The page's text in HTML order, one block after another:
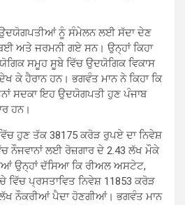
ਉਦਯੋਗਪਤੀਆਂ ਨੂੰ ਸੰਮੇਲਨ ਲਈ ਸੱਦਾ ਦੇਣ
ਅਤੇ ਜਰਮਨੀ ਗਏ ਸਨ। ਉਨ੍ਹਾਂ ਕਿਹਾ
ਸਮੂਹ ਸੂਬੇ ਵਿੱਚ ਉਦਯੋਗਿਕ ਵਿਕਾਸ
ਕੇ ਹੈਰਾਨ ਹਨ। ਭਗਵੰਤ ਮਾਨ ਨੇ ਕਿਹਾ ਕਿ
ਸਦਕਾ ਇਹ ਉਦਯੋਗਪਤੀ ਹੁਣ ਪੰਜਾਬ
ਹਨ।
ਹੁਣ ਤੱਕ 38175 ਕਰੋੜ ਰੁਪਏ ਦਾ ਨਿਵੇਸ਼
ਨੌਜਵਾਨਾਂ ਲਈ ਰੋਜ਼ਗਾਰ ਦੇ 2.43 ਲੱਖ ਮੌਕੇ
ਉਨ੍ਹਾਂ ਦੱਸਿਆ ਕਿ ਰੀਅਲ ਅਸਟੇਟ,
ਵਿੱਚ ਪ੍ਰਸਤਾਵਿਤ ਨਿਵੇਸ਼ 11853 ਕਰੋੜ
ਲੱਖ ਨੌਕਰੀਆਂ ਪੈਦਾ ਹੋਣਗੀਆਂ। ਭਗਵੰਤ ਮਾਨ